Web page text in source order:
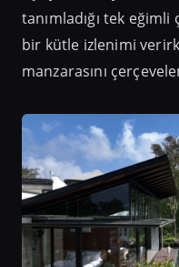
tanımladığı tek
bir kütle izlenimi
manzarasını